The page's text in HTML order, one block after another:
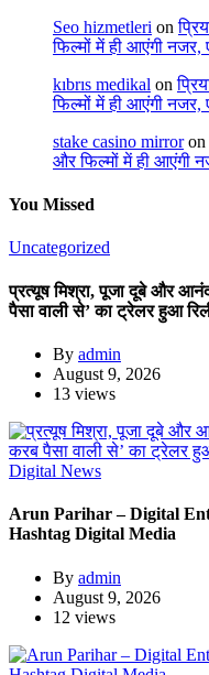
Seo hizmetleri on
फिल्मों में ही आएंगी
kıbrıs medikal on
फिल्मों में ही आएंगी
stake casino mirroron
और फिल्मों में ही आएंगी
You Missed
Uncategorized
प्रत्यूष मिश्रा, पूजा दूबे और
पैसा वाली से’ का ट्रेलर हुआ
By admin
August 9, 2026
13 views
Digital News
Arun Parihar – Digital
Hashtag Digital Media
By admin
August 9, 2026
12 views